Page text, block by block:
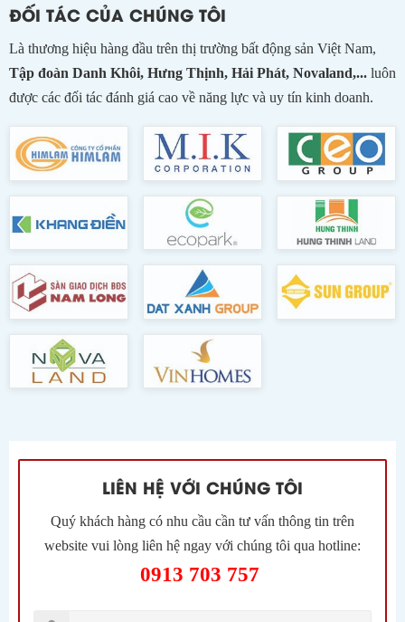
ĐỐI TÁC CỦA CHÚNG TÔI
Là thương hiệu hàng đầu trên thị trường bất động sản Việt Nam,
Tập đoàn Danh Khôi, Hưng Thịnh, Hải Phát, Novaland,... luôn
được các đối tác đánh giá cao về năng lực và uy tín kinh doanh.
LIÊN HỆ VỚI CHÚNG TÔI
Quý khách hàng có nhu cầu cần tư vấn thông tin trên
website vui lòng liên hệ ngay với chúng tôi qua hotline:
0913 703 757